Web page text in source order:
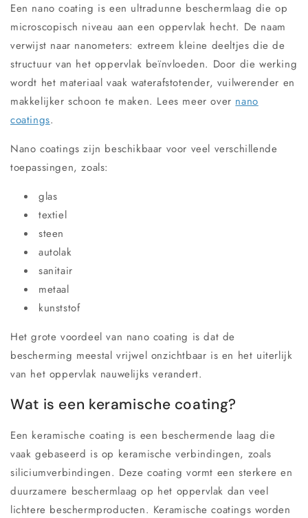
Een nano coating is een ultradunne beschermlaag die op
microscopisch niveau aan een oppervlak hecht. De naam
verwijst naar nanometers: extreem kleine deeltjes die de
structuur van het oppervlak beïnvloeden. Door die werking
wordt het materiaal vaak waterafstotender, vuilwerender en
makkelijker schoon te maken. Lees meer over nano
coatings.
Nano coatings zijn beschikbaar voor veel verschillende
toepassingen, zoals:
glas
textiel
steen
autolak
sanitair
metaal
kunststof
Het grote voordeel van nano coating is dat de
bescherming meestal vrijwel onzichtbaar is en het uiterlijk
van het oppervlak nauwelijks verandert.
Wat is een keramische coating?
Een keramische coating is een beschermende laag die
vaak gebaseerd is op keramische verbindingen, zoals
siliciumverbindingen. Deze coating vormt een sterkere en
duurzamere beschermlaag op het oppervlak dan veel
lichtere beschermproducten. Keramische coatings worden